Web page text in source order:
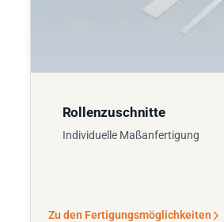
Rollenzuschnitte
Individuelle Maßanfertigung
Zu den Fertigungsmöglichkeiten